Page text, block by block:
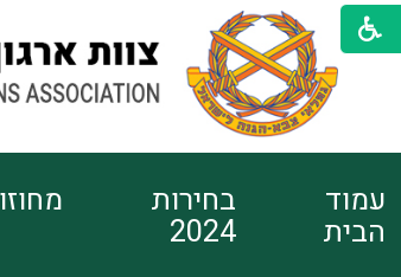
עמוד
הבית
בחירות
2024